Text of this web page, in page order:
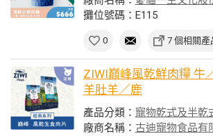
攤位號碼：E115
0 7 個相關產
ZIWI巔峰風乾鮮肉糧 牛
羊肚羊／鹿
產品分類： 寵物乾式及半乾
廠商名稱： 古迪寵物食品有